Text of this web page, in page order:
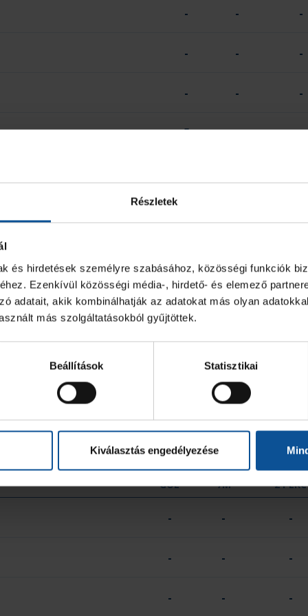
Részletek
és hirdetések személyre szabásához, közösségi funkciók
Ezenkívül közösségi média-, hirdető- és elemező
adatait, akik kombinálhatják az adatokat más olyan
más szolgáltatásokból gyűjtöttek.
Beállítások Statisztikai
Kiválasztás engedélyezése
- - -
- - -
- - -
5 - -
- -
-
0
GÓL 7M 2 PERC
- - -
- - -
- - -